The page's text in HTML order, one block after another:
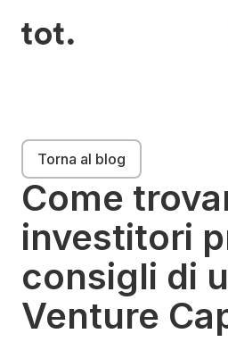
Soluzioni
Risorse
Prezzi
Login
Torna al blog
Come
investitori
consigli di
Venture